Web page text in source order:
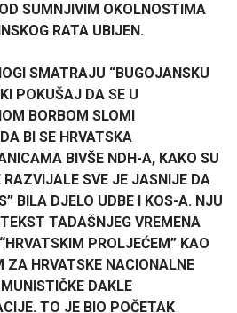
SUMNJIVIM OKOLNOSTIMA
RATA UBIJEN.
SMATRAJU “BUGOJANSKU
POKUŠAJ DA SE U
BORBOM SLOMI
BI SE HRVATSKA
BIVŠE NDH-A, KAKO SU
SVE JE JASNIJE DA
BILA DJELO UDBE I KOS-A. NJU
TADAŠNJEG VREMENA
PROLJEĆEM” KAO
ZA HRVATSKE NACIONALNE
DAKLE
TO JE BIO POČETAK